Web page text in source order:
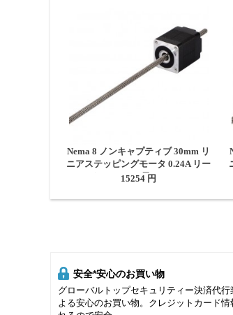
Nema 8 ノンキャプティブ 30mm リ
ニアステッピングモータ 0.24A リー
ド0.6096mm 長さ150mm
15254 円
安全*安心のお買い物
グローバルトップセキュリティー決済代
よる安心のお買い物。クレジットカード